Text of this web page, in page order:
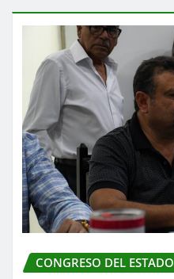
CONGRESO DEL ESTADO